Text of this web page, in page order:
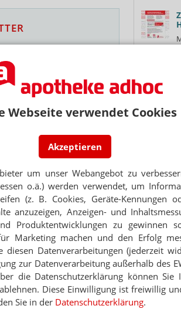
Webseite verwendet Cookies
Akzeptieren
um unser Webangebot zu
o.ä.) werden verwendet, um
(z. B. Cookies, Geräte-Kennungen
anzuzeigen, Anzeigen- und
Produktentwicklungen zu gewinnen
Marketing machen und den Erfolg
diesen Datenverarbeitungen (jederzeit
zur Datenverarbeitung außerhalb des
die Datenschutzerklärung können Sie
Diese Einwilligung ist freiwillig
Sie in der Datenschutzerklärung.
abonnieren
Datenschutz
beim Personal
stirbt
zum
Ende
PORTRÄT
FAQ:
werden
Mehr»